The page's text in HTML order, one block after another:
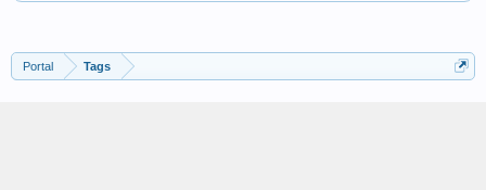
Portal Tags